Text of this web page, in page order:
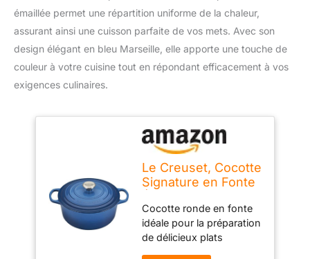
émaillée permet une répartition uniforme de la chaleur,
assurant ainsi une cuisson parfaite de vos mets. Avec son
design élégant en bleu Marseille, elle apporte une touche de
couleur à votre cuisine tout en répondant efficacement à vos
exigences culinaires.
Le Creuset, Cocotte
Signature en Fonte
Couvercle, Ø 26
cm, Ronde,
Compatible avec
Toutes Sources de
Cocotte ronde en fonte
idéale pour la préparation
de délicieux plats